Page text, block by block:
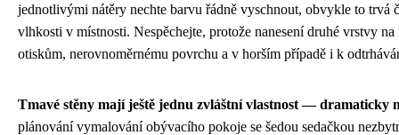
jednotlivými nátěry nechte barvu řádně vyschnout, obvykle to trvá
vlhkosti v místnosti. Nespěchejte, protože nanesení druhé vrstvy
otiskům, nerovnoměrnému povrchu a v horším případě i k
Tmavé stěny mají ještě jednu zvláštní vlastnost — dramaticky
plánování vymalování obývacího pokoje se šedou sedačkou